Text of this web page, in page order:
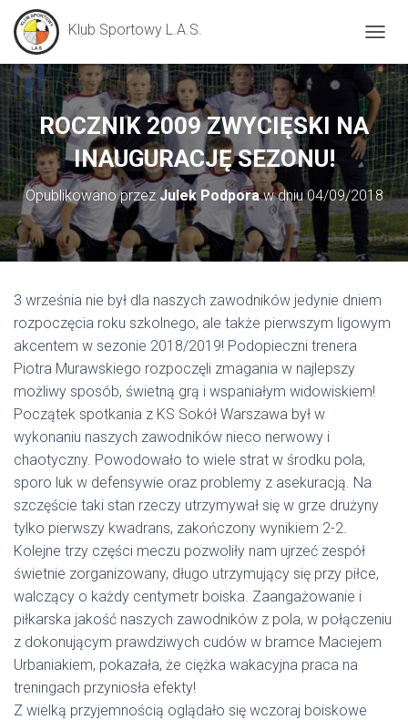
Klub Sportowy L.A.S.
R
Z
E
Ł
Ą
C
Z
N
A
I
G
J
Ę
ROCZNIK 2009 ZWYCIĘSKI NA
INAUGURACJĘ SEZONU!
Opublikowano przez Julek Podporaw dniu04/09/2018
3 września nie był dla naszych zawodników jedynie dniem
rozpoczęcia roku szkolnego, ale także pierwszym ligowym
akcentem w sezonie 2018/2019! Podopieczni trenera
Piotra Murawskiego rozpoczęli zmagania w najlepszy
możliwy sposób, świetną grą i wspaniałym widowiskiem!
Początek spotkania z KS Sokół Warszawa był w
wykonaniu naszych zawodników nieco nerwowy i
chaotyczny. Powodowało to wiele strat w środku pola,
sporo luk w defensywie oraz problemy z asekuracją. Na
szczęście taki stan rzeczy utrzymywał się w grze drużyny
tylko pierwszy kwadrans, zakończony wynikiem 2-2.
Kolejne trzy części meczu pozwoliły nam ujrzeć zespół
świetnie zorganizowany, długo utrzymujący się przy piłce,
walczący o każdy centymetr boiska. Zaangażowanie i
piłkarska jakość naszych zawodników z pola, w połączeniu
z dokonującym prawdziwych cudów w bramce Maciejem
Urbaniakiem, pokazała, że ciężka wakacyjna praca na
treningach przyniosła efekty!
Z wielką przyjemnością oglądało się wczoraj boiskowe